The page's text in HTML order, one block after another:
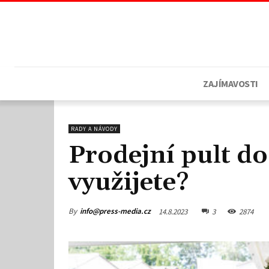
ZAJÍMAVOSTI
RADY A NÁVODY
Prodejní pult
využijete?
By info@press-media.cz 14.8.2023 3 2874